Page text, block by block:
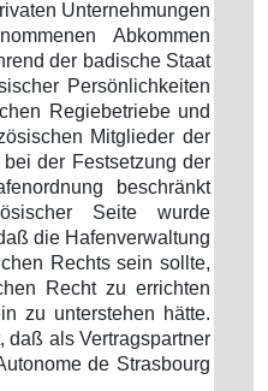
Unternehmungen
Abkommen
der badische Staat
Persönlichkeiten
Regiebetriebe und
Mitglieder der
der Festsetzung der
beschränkt
Seite wurde
die Hafenverwaltung
Rechts sein sollte,
Recht zu errichten
zu unterstehen hätte.
daß als Vertragspartner
de Strasbourg